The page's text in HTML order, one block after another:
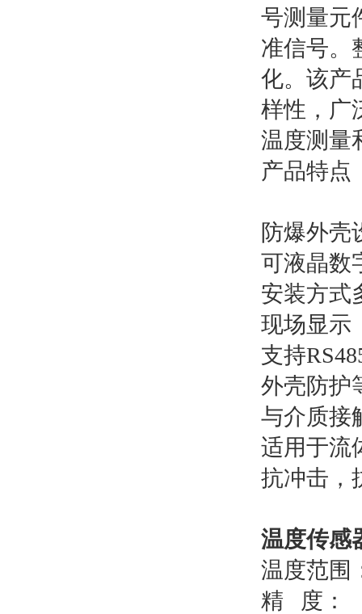
号测量元
准信号。
化。该产
样性，广
温度测量
产品特点
防爆外壳
可液晶数
安装方式
现场显示
支持
外壳防护
与介质接
适用于流
抗冲击，
温度传感
温度范围
精 度：